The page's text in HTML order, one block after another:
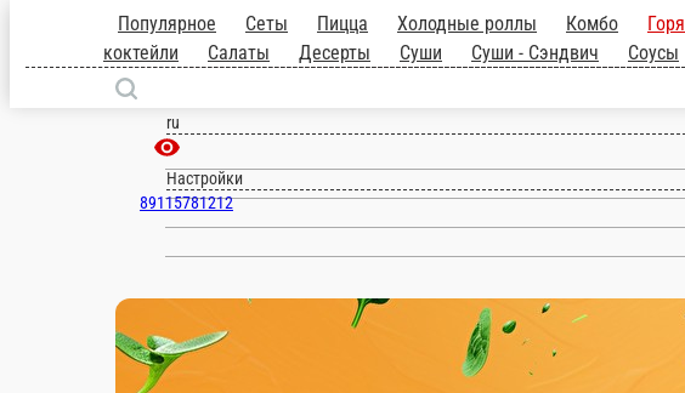
Красавино
ru
Настройки
89115781212
Популярное Сеты Пицца Холодные роллы Комбо
коктейли
Салаты Десерты Суши Суши - Сэндвич